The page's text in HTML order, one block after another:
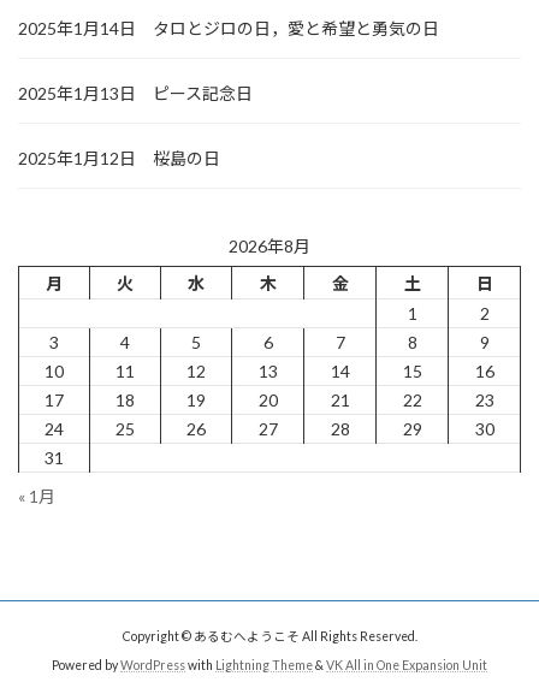
2025年1月14日 タロとジロの日，愛と希望と勇気の日
2025年1月13日 ピース記念日
2025年1月12日 桜島の日
2026年8月
月
火 水 木 金 土
日
1
2
3
4 5 6 7 8
9
10
11 12 13 14 15
16
17
18 19 20 21 22
23
24
25 26 27 28 29
30
31
« 1月
Copyright © あるむへようこそ All Rights Reserved.
Powered byWordPresswith Lightning Theme&VK All in One Expansion Unit